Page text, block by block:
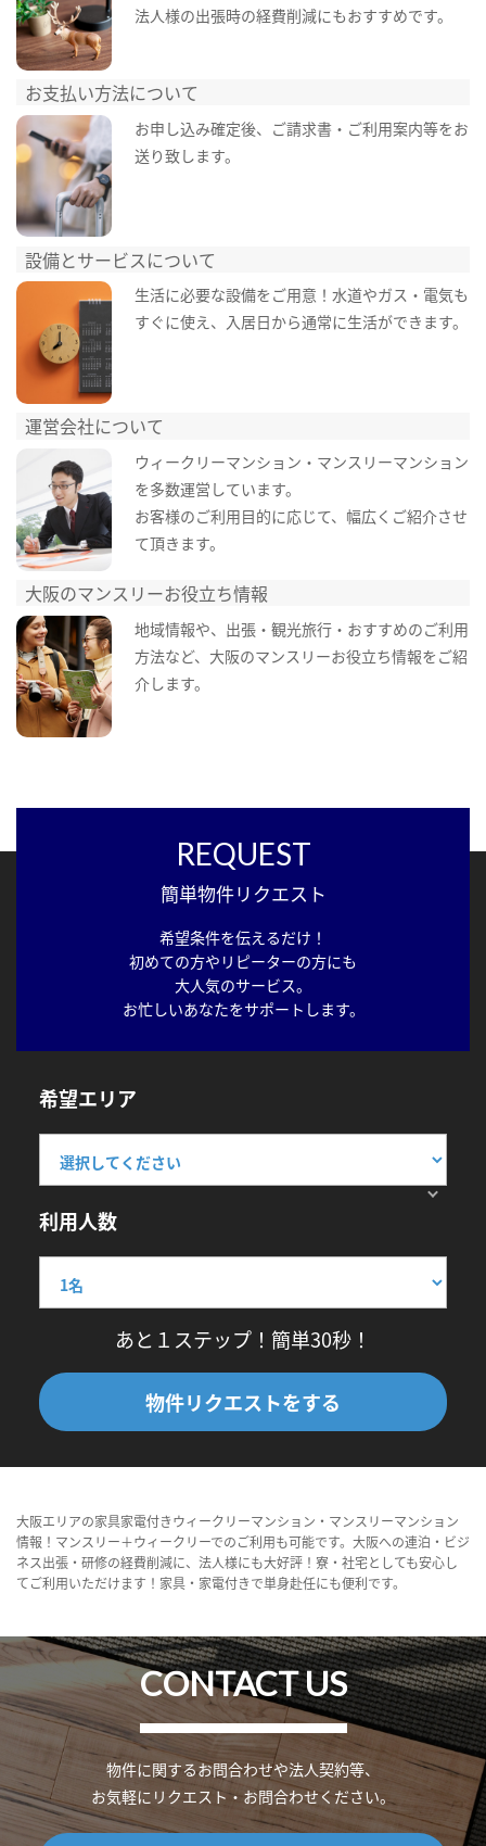
法人様の出張時の経費削減にもおすすめです。
お支払い方法について
お申し込み確定後、ご請求書・ご利用案内等をお
送り致します。
設備とサービスについて
生活に必要な設備をご用意！水道やガス・電気も
すぐに使え、入居日から通常に生活ができます。
運営会社について
ウィークリーマンション・マンスリーマンション
を多数運営しています。
お客様のご利用目的に応じて、幅広くご紹介させ
て頂きます。
大阪のマンスリーお役立ち情報
地域情報や、出張・観光旅行・おすすめのご利用
方法など、大阪のマンスリーお役立ち情報をご紹
介します。
REQUEST
簡単物件リクエスト
希望条件を伝えるだけ！
初めての方やリピーターの方にも
大人気のサービス。
お忙しいあなたをサポートします。
希望エリア
利用人数
あと１ステップ！簡単30秒！
物件リクエストをする
大阪エリアの家具家電付きウィークリーマンション・マンスリーマンション
情報！マンスリー＋ウィークリーでのご利用も可能です。大阪への連泊・ビジ
ネス出張・研修の経費削減に、法人様にも大好評！寮・社宅としても安心し
てご利用いただけます！家具・家電付きで単身赴任にも便利です。
CONTACT US
物件に関するお問合わせや法人契約等、
お気軽にリクエスト・お問合わせください。